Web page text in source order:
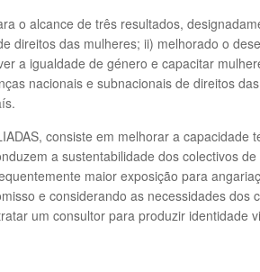
o alcance de três resultados,
direitos das mulheres; ii) melhorado o
a igualdade de género e capacitar
nacionais e subnacionais de direitos
consiste em melhorar a capacidade
a sustentabilidade dos colectivos
maior exposição para
e considerando as necessidades dos
um consultor para produzir identidade